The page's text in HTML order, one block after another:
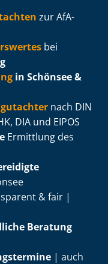
zur AfA-
bei
in Schönsee &
nach DIN
DIA und EIPOS
Ermittlung des
& fair |
Beratung
| auch